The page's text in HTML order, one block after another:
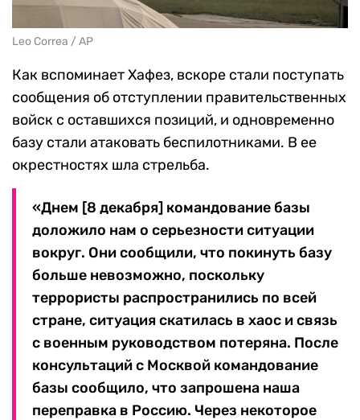
Leo Correa / AP
Как вспоминает Хафез, вскоре стали поступать
сообщения об отступлении правительственных
войск с оставшихся позиций, и одновременно
базу стали атаковать беспилотниками. В ее
окрестностях шла стрельба.
«Днем [8 декабря] командование базы
доложило нам о серьезности ситуации
вокруг. Они сообщили, что покинуть базу
больше невозможно, поскольку
террористы распространились по всей
стране, ситуация скатилась в хаос и связь
с военным руководством потеряна. После
консультаций с Москвой командование
базы сообщило, что запрошена наша
переправка в Россию. Через некоторое